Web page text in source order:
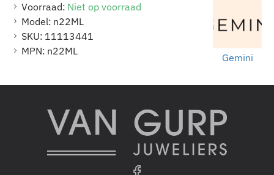
Voorraad: Niet op voorraad
Model: n22ML
SKU: 11113441
MPN: n22ML
Gemini